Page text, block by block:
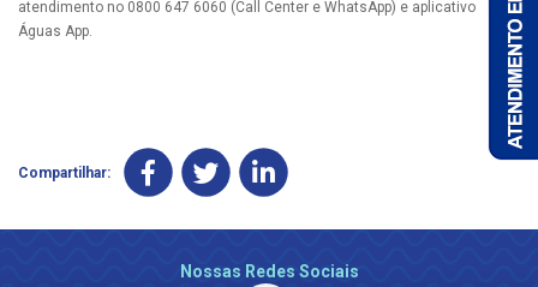
atendimento no 0800 647 6060 (Call Center e WhatsApp) e aplicativo
Águas App.
Compartilhar:
Nossas Redes Sociais